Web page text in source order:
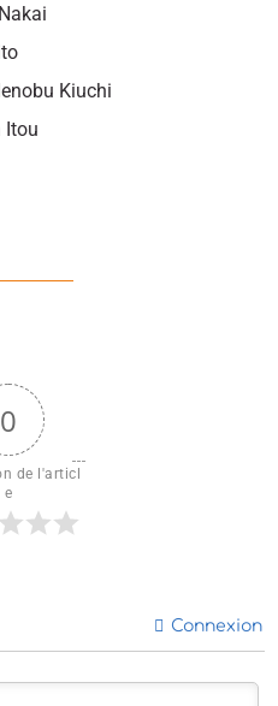
Kiuchi
Itou
0
de l'articl
e
Connexion